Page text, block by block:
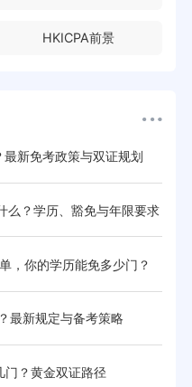
HKICPA前景
新免考政策与双证规划
么？学历、豁免与年限要求
，你的学历能免多少门？
最新规定与备考策略
？黄金双证路径